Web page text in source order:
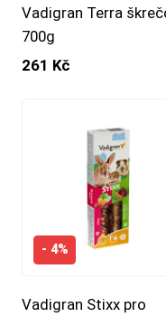
Vadigran Terra
700g
261 Kč
- 4%
Vadigran Stixx pro